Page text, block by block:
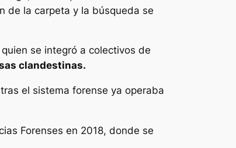
de la carpeta y la búsqueda se
se integró a colectivos de
clandestinas.
el sistema forense ya operaba
Forenses en 2018, donde se